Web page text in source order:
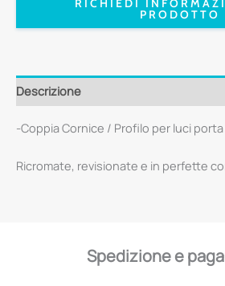
RICHIEDI
PRODOTTO
Descrizione
-Coppia Cornice / Profilo per luci porta
Ricromate, revisionate e in perfette
Spedizione e